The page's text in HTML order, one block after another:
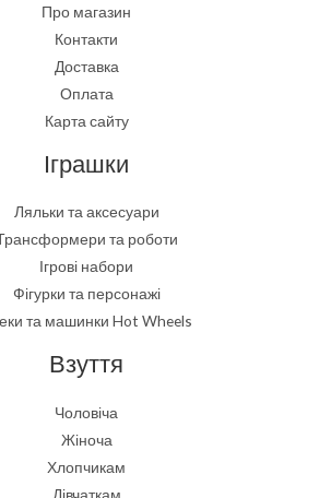
Про магазин
Контакти
Доставка
Оплата
Карта сайту
Іграшки
Ляльки та аксесуари
та роботи
Ігрові набори
Фігурки та персонажі
та машинки Hot Wheels
Взуття
Чоловіча
Жіноча
Хлопчикам
Дівчаткам